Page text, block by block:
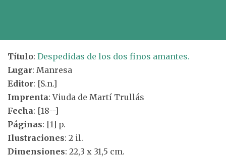
Título: Despedidas de los dos finos amantes.
Lugar: Manresa
Editor: [S.n.]
Imprenta: Viuda de Martí Trullás
Fecha: [18--]
Páginas: [1] p.
Ilustraciones: 2 il.
Dimensiones: 22,3 x 31,5 cm.